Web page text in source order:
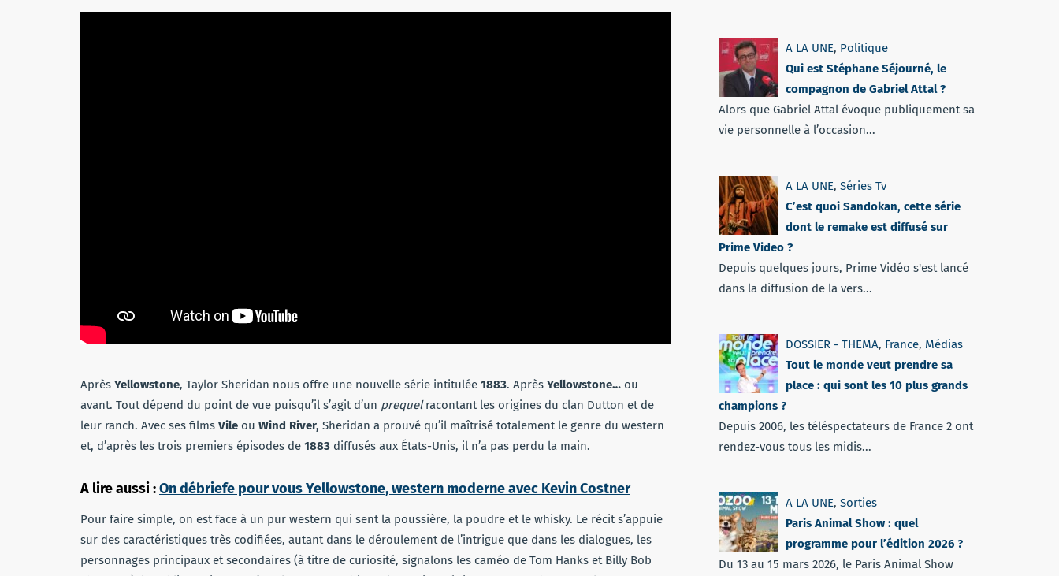
Après Yellowstone, Taylor Sheridan nous offre une nouvelle série intitulée 1883. Après Yellowstone… ou
avant. Tout dépend du point de vue puisqu’il s’agit d’un prequelracontant les origines du clan Dutton et de
leur ranch. Avec ses films Vile ou Wind River, Sheridan a prouvé qu’il maîtrisé totalement le genre du western
et, d’après les trois premiers épisodes de 1883 diffusés aux États-Unis, il n’a pas perdu la main.
A lire aussi :On débriefe pour vous Yellowstone, western moderne avec Kevin Costner
Pour faire simple, on est face à un pur western qui sent la poussière, la poudre et le whisky. Le récit s’appuie
sur des caractéristiques très codifiées, autant dans le déroulement de l’intrigue que dans les dialogues, les
personnages principaux et secondaires (à titre de curiosité, signalons les caméo de Tom Hanks et Billy Bob
A LA UNE, Politique
Qui est Stéphane Séjourné, le
compagnon de Gabriel Attal ?
Alors que Gabriel Attal évoque publiquement sa
vie personnelle à l’occasion...
A LA UNE, Séries Tv
C’est quoi Sandokan, cette série
dont le remake est diffusé sur
Prime Video ?
Depuis quelques jours, Prime Vidéo s'est lancé
dans la diffusion de la vers...
DOSSIER - THEMA, France, Médias
Tout le monde veut prendre sa
place : qui sont les 10 plus grands
champions ?
Depuis 2006, les téléspectateurs de France 2 ont
rendez-vous tous les midis...
A LA UNE, Sorties
Paris Animal Show : quel
programme pour l’édition 2026 ?
Du 13 au 15 mars 2026, le Paris Animal Show